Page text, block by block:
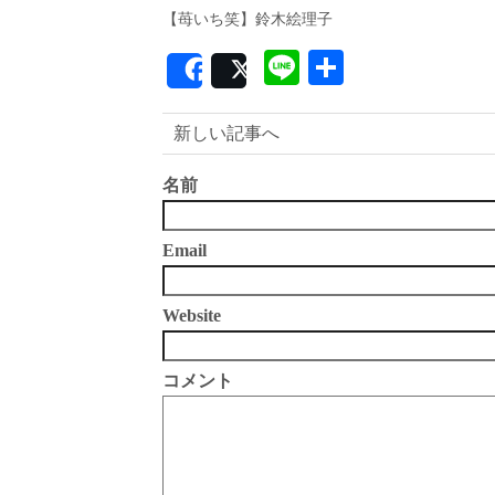
【苺いち笑】鈴木絵理子
SharePost Line
有
新しい記事へ
名前
Email
Website
コメント